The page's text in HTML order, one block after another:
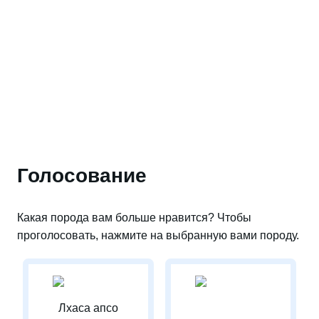
Голосование
Какая порода вам больше нравится? Чтобы
проголосовать, нажмите на выбранную вами породу.
Лхаса апсо